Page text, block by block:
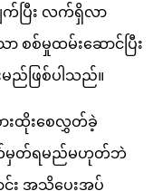
ပြီး လက်ရှိလာ
စစ်မှုထမ်းဆောင်ပြီး
ည်ဖြစ်ပါသည်။
းထိုးစေလွှတ်ခဲ့
လက်မှတ်ရမည်မဟုတ်ဘဲ
င်း အသိပေးအပ်